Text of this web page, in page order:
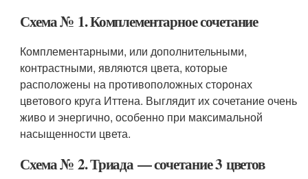
Схема № 1. Комплементарное сочетание
Комплементарными, или дополнительными,
контрастными, являются цвета, которые
расположены на противоположных сторонах
цветового круга Иттена. Выглядит их сочетание очень
живо и энергично, особенно при максимальной
насыщенности цвета.
Схема № 2. Триада — сочетание 3 цветов